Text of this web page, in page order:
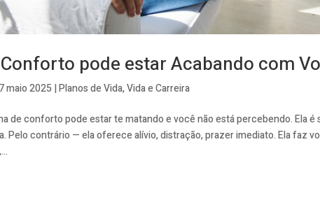
pode estar Acabando com
maio 2025 |Planos de Vida,Vida e Carreira
de conforto pode estar te matando e você não está percebendo. Ela é
Pelo contrário — ela oferece alívio, distração, prazer imediato. Ela faz